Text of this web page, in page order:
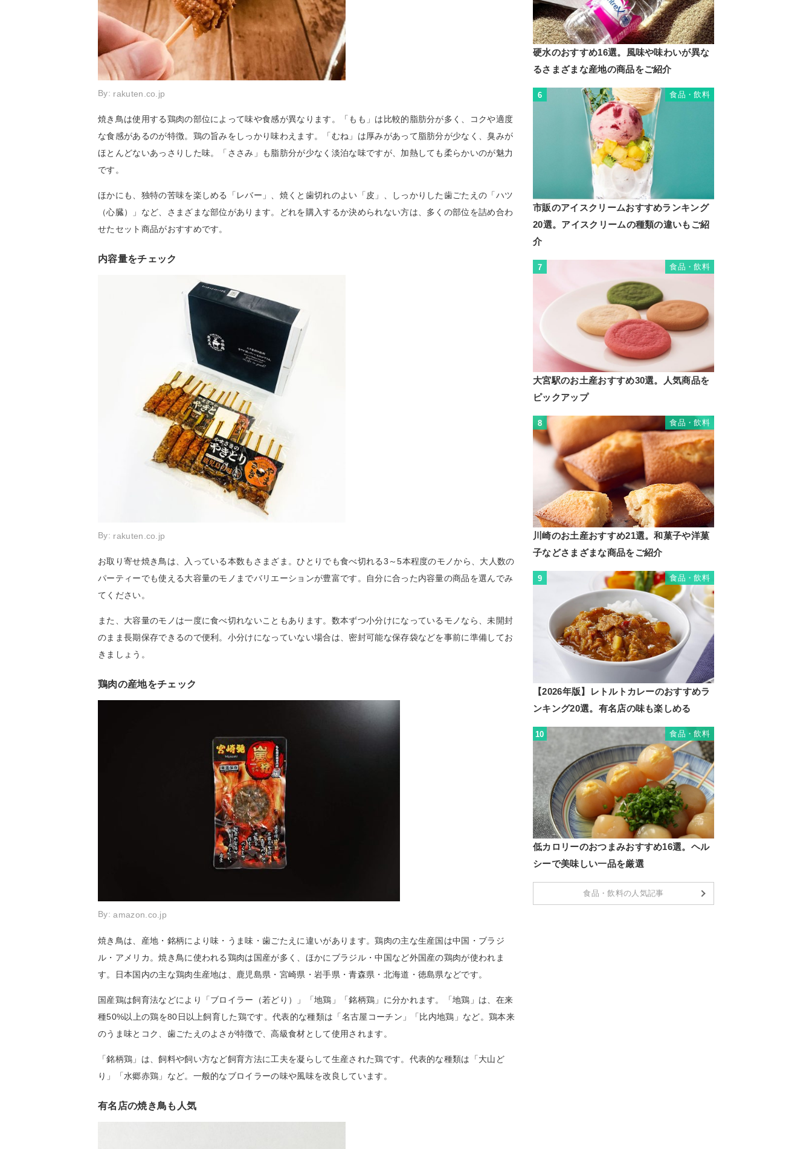
By: rakuten.co.jp
焼き鳥は使用する鶏肉の部位によって味や食感が異なります。「もも」は比較的脂肪分が多く、コクや適度
な食感があるのが特徴。鶏の旨みをしっかり味わえます。「むね」は厚みがあって脂肪分が少なく、臭みが
ほとんどないあっさりした味。「ささみ」も脂肪分が少なく淡泊な味ですが、加熱しても柔らかいのが魅力
です。
ほかにも、独特の苦味を楽しめる「レバー」、焼くと歯切れのよい「皮」、しっかりした歯ごたえの「ハツ
（心臓）」など、さまざまな部位があります。どれを購入するか決められない方は、多くの部位を詰め合わ
せたセット商品がおすすめです。
内容量をチェック
By: rakuten.co.jp
お取り寄せ焼き鳥は、入っている本数もさまざま。ひとりでも食べ切れる3～5本程度のモノから、大人数の
パーティーでも使える大容量のモノまでバリエーションが豊富です。自分に合った内容量の商品を選んでみ
てください。
また、大容量のモノは一度に食べ切れないこともあります。数本ずつ小分けになっているモノなら、未開封
のまま長期保存できるので便利。小分けになっていない場合は、密封可能な保存袋などを事前に準備してお
きましょう。
鶏肉の産地をチェック
By:amazon.co.jp
焼き鳥は、産地・銘柄により味・うま味・歯ごたえに違いがあります。鶏肉の主な生産国は中国・ブラジ
ル・アメリカ。焼き鳥に使われる鶏肉は国産が多く、ほかにブラジル・中国など外国産の鶏肉が使われま
す。日本国内の主な鶏肉生産地は、鹿児島県・宮崎県・岩手県・青森県・北海道・徳島県などです。
国産鶏は飼育法などにより「ブロイラー（若どり）」「地鶏」「銘柄鶏」に分かれます。「地鶏」は、在来
種50%以上の鶏を80日以上飼育した鶏です。代表的な種類は「名古屋コーチン」「比内地鶏」など。鶏本来
のうま味とコク、歯ごたえのよさが特徴で、高級食材として使用されます。
「銘柄鶏」は、飼料や飼い方など飼育方法に工夫を凝らして生産された鶏です。代表的な種類は「大山ど
り」「水郷赤鶏」など。一般的なブロイラーの味や風味を改良しています。
有名店の焼き鳥も人気
硬水のおすすめ16選。風味や味わいが異な
るさまざまな産地の商品をご紹介
6 食品・飲料
市販のアイスクリームおすすめランキング
20選。アイスクリームの種類の違いもご紹
介
7 食品・飲料
大宮駅のお土産おすすめ30選。人気商品を
ピックアップ
8 食品・飲料
川崎のお土産おすすめ21選。和菓子や洋菓
子などさまざまな商品をご紹介
9 食品・飲料
【2026年版】レトルトカレーのおすすめラ
ンキング20選。有名店の味も楽しめる
10 食品・飲料
低カロリーのおつまみおすすめ16選。ヘル
シーで美味しい一品を厳選
食品・飲料の人気記事